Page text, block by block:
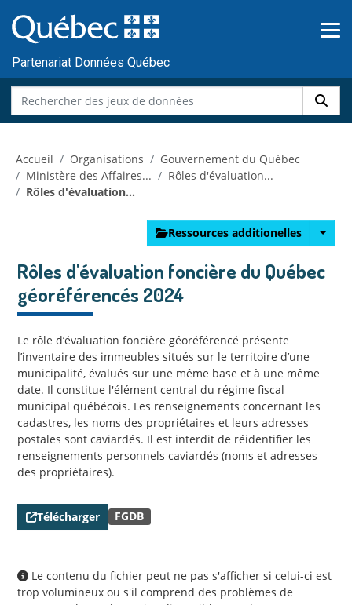
au
contenu
Partenariat Données Québec
Accueil Organisations
Gouvernement du Québec
Ministère des Affaires...
Rôles d'évaluation...
Rôles d'évaluation...
Ressources additionelles
Rôles d'évaluation foncière du Québec
géoréférencés 2024
Le rôle d’évaluation foncière géoréférencé présente
l’inventaire des immeubles situés sur le territoire d’une
municipalité, évalués sur une même base et à une même
date. Il constitue l'élément central du régime fiscal
municipal québécois. Les renseignements concernant les
cadastres, les noms des propriétaires et leurs adresses
postales sont caviardés. Il est interdit de réidentifier les
renseignements personnels caviardés (noms et adresses
des propriétaires).
Télécharger FGDB
Le contenu du fichier peut ne pas s'afficher si celui-ci est
trop volumineux ou s'il comprend des problèmes de